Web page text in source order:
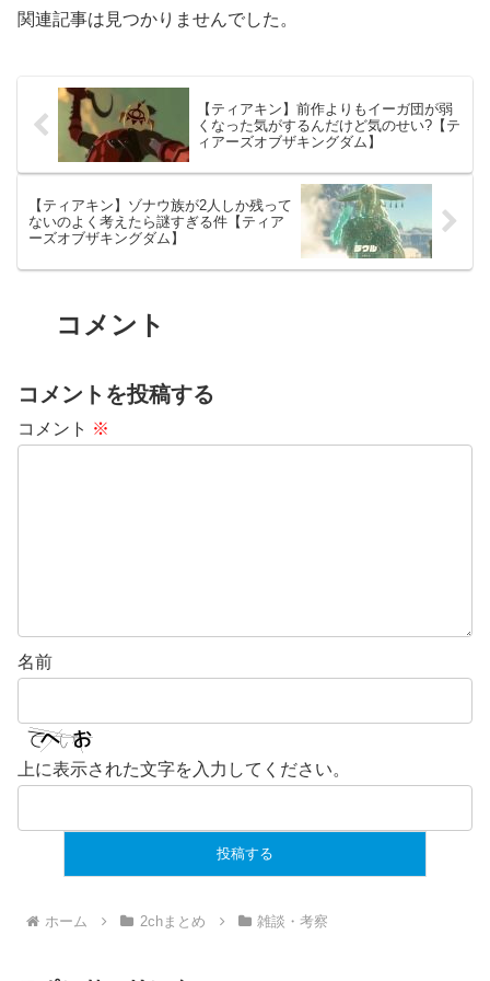
関連記事は見つかりませんでした。
【ティアキン】前作よりもイーガ団が弱
くなった気がするんだけど気のせい?【テ
ィアーズオブザキングダム】
【ティアキン】ゾナウ族が2人しか残って
ないのよく考えたら謎すぎる件【ティア
ーズオブザキングダム】
コメント
コメントを投稿する
コメント ※
名前
上に表示された文字を入力してください。
ホーム 2chまとめ 雑談・考察